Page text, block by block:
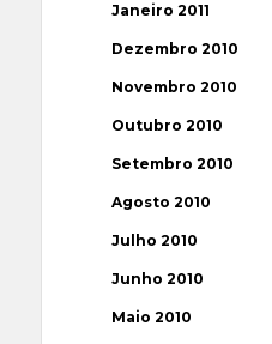
Janeiro 2011
Dezembro 2010
Novembro 2010
Outubro 2010
Setembro 2010
Agosto 2010
Julho 2010
Junho 2010
Maio 2010